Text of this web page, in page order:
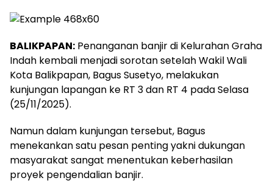
BALIKPAPAN: Penanganan banjir di Kelurahan Graha
Indah kembali menjadi sorotan setelah Wakil Wali
Kota Balikpapan, Bagus Susetyo, melakukan
kunjungan lapangan ke RT 3 dan RT 4 pada Selasa
(25/11/2025).
Namun dalam kunjungan tersebut, Bagus
menekankan satu pesan penting yakni dukungan
masyarakat sangat menentukan keberhasilan
proyek pengendalian banjir.